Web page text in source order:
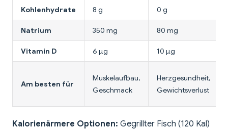
Kohlenhydrate 8 g 0 g
Natrium 350 mg 80 mg
Vitamin D 6 μg 10 μg
Am besten für
Muskelaufbau,
Geschmack
Herzgesundheit,
Gewichtsverlust
Kalorienärmere Optionen: Gegrillter Fisch (120 Kal)